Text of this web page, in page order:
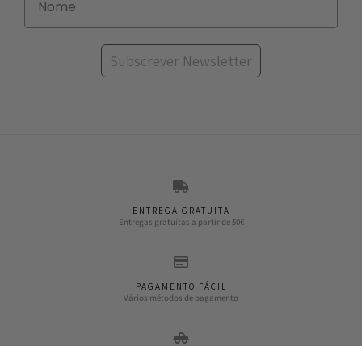
Subscrever Newsletter
ENTREGA GRATUITA
Entregas gratuitas a partir de 50€
PAGAMENTO FÁCIL
Vários métodos de pagamento